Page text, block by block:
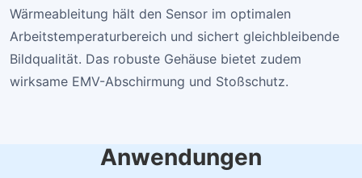
Wärmeableitung hält den Sensor im optimalen
Arbeitstemperaturbereich und sichert gleichbleibende
Bildqualität. Das robuste Gehäuse bietet zudem
wirksame EMV-Abschirmung und Stoßschutz.
Anwendungen